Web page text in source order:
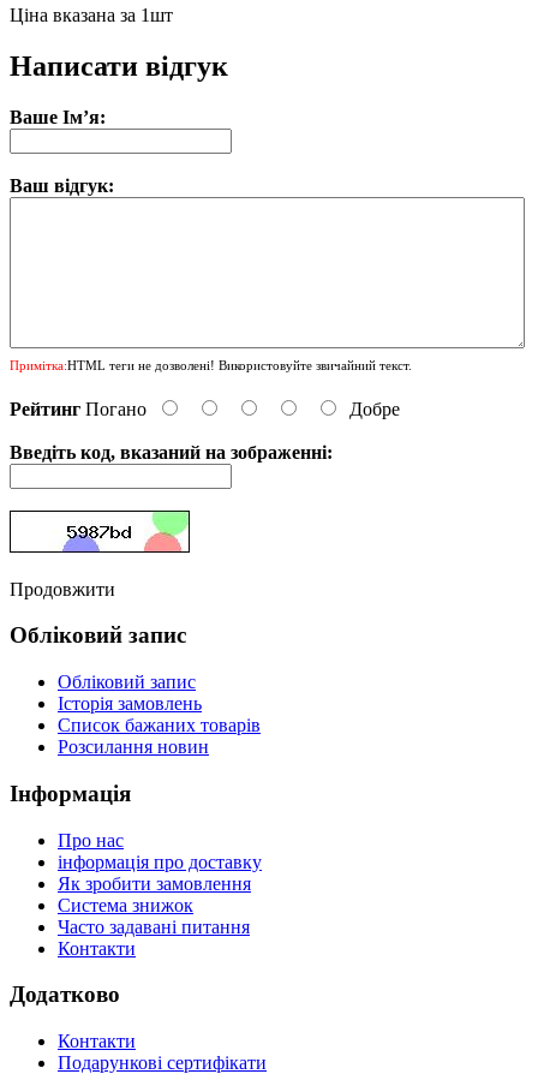
Ціна вказана за 1шт
Написати відгук
Ваше Ім’я:
Ваш відгук:
Примітка:HTML теги не дозволені! Використовуйте звичайний текст.
Рейтинг Погано Добре
Введіть код, вказаний на зображенні:
Продовжити
Обліковий запис
Обліковий запис
Історія замовлень
Список бажаних товарів
Розсилання новин
Інформація
Про нас
інформація про доставку
Як зробити замовлення
Система знижок
Часто задавані питання
Контакти
Додатково
Контакти
Подарункові сертифікати